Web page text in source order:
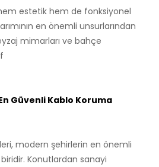
estetik hem de fonksiyonel
en önemli unsurlarından
mimarları ve bahçe
Güvenli Kablo Koruma
modern şehirlerin en önemli
Konutlardan sanayi